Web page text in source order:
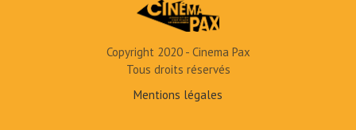
Copyright 2020 - Cinema Pax
Tous droits réservés
Mentions légales